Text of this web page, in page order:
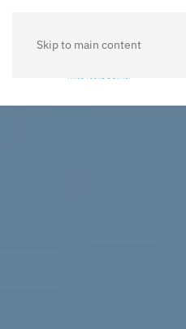
Skip to main content